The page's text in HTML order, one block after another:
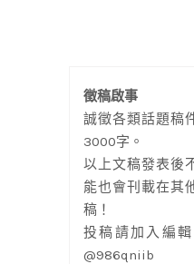
徵稿啟事
誠徵各類話題稿
3000字。
以上文稿發表後
能也會刊載在其
稿！
投稿請加入編輯
@986qniib